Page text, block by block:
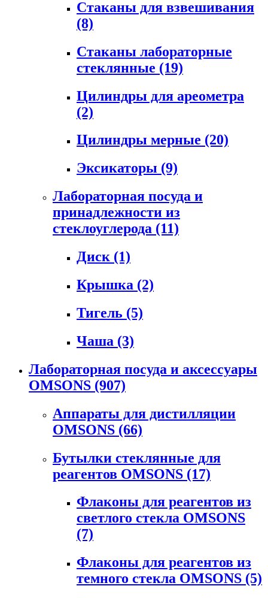
Стаканы для взвешивания
(8)
Стаканы лабораторные
стеклянные (19)
Цилиндры для ареометра
(2)
Цилиндры мерные (20)
Эксикаторы (9)
Лабораторная посуда и
принадлежности из
стеклоуглерода (11)
Диск (1)
Крышка (2)
Тигель (5)
Чаша (3)
Лабораторная посуда и аксессуары
OMSONS (907)
Аппараты для дистилляции
OMSONS (66)
Бутылки стеклянные для
реагентов OMSONS (17)
Флаконы для реагентов из
светлого стекла OMSONS
(7)
Флаконы для реагентов из
темного стекла OMSONS (5)